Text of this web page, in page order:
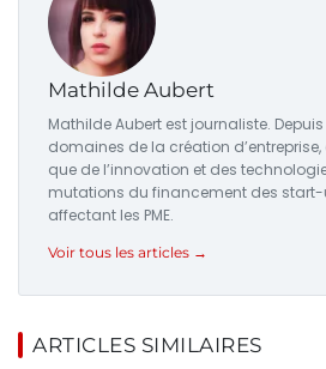
Mathilde Aubert
Mathilde Aubert est journaliste.
domaines de la création
que de l’innovation et des
mutations du financement des start-
affectant les PME.
Voir tous les articles →
ARTICLES SIMILAIRES